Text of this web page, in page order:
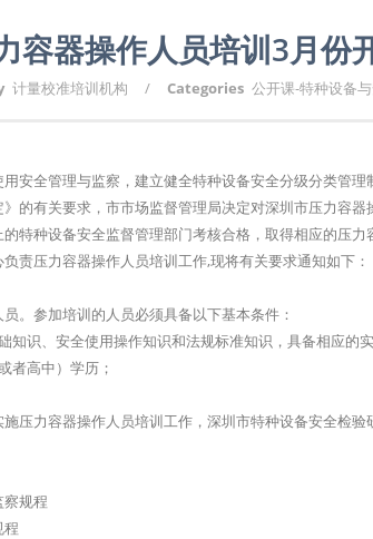
容器操作人员培训3月份
计量校准培训机构 / Categories 公开课-特种设备
安全管理与监察，建立健全特种设备安全分级分类管
的有关要求，市市场监督管理局决定对深圳市压力容
特种设备安全监督管理部门考核合格，取得相应的压
责压力容器操作人员培训工作,现将有关要求通知如下：
。参加培训的人员必须具备以下基本条件：
知识、安全使用操作知识和法规标准知识，具备相应的
者高中）学历；
压力容器操作人员培训工作，深圳市特种设备安全检
察规程
程